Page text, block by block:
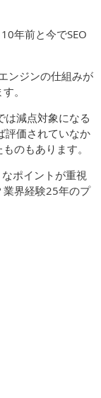
年前と今でSEO
ンジンの仕組みが
。
は減点対象になる
評価されていなか
のもあります。
ポイントが重視
業界経験25年のプ